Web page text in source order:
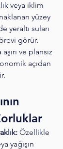
veya iklim
yüzey
yeraltı suları
görür.
ve plansız
açıdan
Özellikle
yağışın